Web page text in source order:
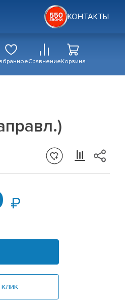
КОНТАКТЫ
СравнениеКорзина
клик